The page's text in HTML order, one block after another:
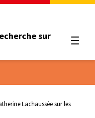
sur
Lachaussée sur les